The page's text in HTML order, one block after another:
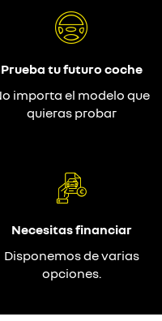
Prueba tu futuro coche
importa el modelo que
quieras probar
Necesitas financiar
Disponemos de varias
opciones.